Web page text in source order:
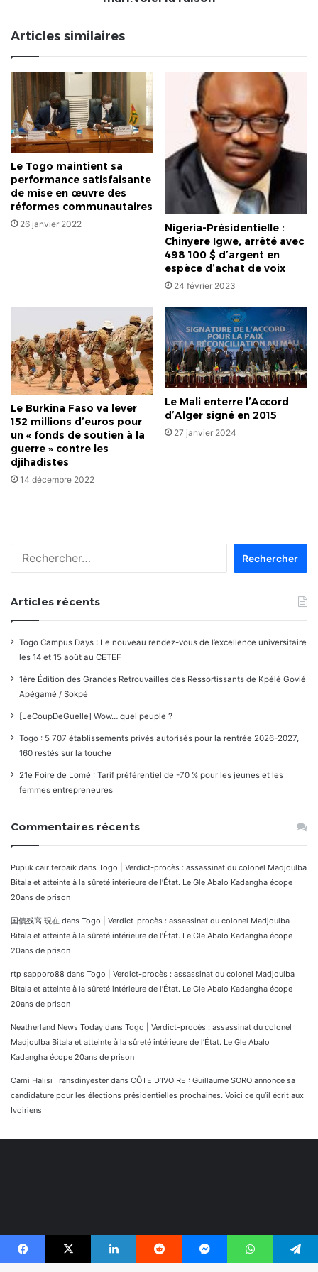
son
mari.Voici
la
raison
Articles similaires
Le Togo maintient sa
performance satisfaisante
de mise en œuvre des
réformes communautaires
26 janvier 2022
Nigeria-Présidentielle :
Chinyere Igwe, arrêté avec
498 100 $ d’argent en
espèce d’achat de voix
24 février 2023
Le Burkina Faso va lever
152 millions d’euros pour
un « fonds de soutien à la
guerre » contre les
djihadistes
14 décembre 2022
Le Mali enterre l’Accord
d’Alger signé en 2015
27 janvier 2024
Articles récents
Togo Campus Days : Le nouveau rendez-vous de l’excellence universitaire
les 14 et 15 août au CETEF
1ère Édition des Grandes Retrouvailles des Ressortissants de Kpélé Govié
Apégamé / Sokpé
[LeCoupDeGuelle] Wow… quel peuple ?
Togo : 5 707 établissements privés autorisés pour la rentrée 2026-2027,
160 restés sur la touche
21e Foire de Lomé : Tarif préférentiel de -70 % pour les jeunes et les
femmes entrepreneures
Commentaires récents
Pupuk cair terbaik dans Togo | Verdict-procès : assassinat du colonel Madjoulba
Bitala et atteinte à la sûreté intérieure de l’État. Le Gle Abalo Kadangha écope
20ans de prison
国債残高 現在 dans Togo | Verdict-procès : assassinat du colonel Madjoulba
Bitala et atteinte à la sûreté intérieure de l’État. Le Gle Abalo Kadangha écope
20ans de prison
rtp sapporo88 dans Togo | Verdict-procès : assassinat du colonel Madjoulba
Bitala et atteinte à la sûreté intérieure de l’État. Le Gle Abalo Kadangha écope
20ans de prison
Neatherland News Today dans Togo | Verdict-procès : assassinat du colonel
Madjoulba Bitala et atteinte à la sûreté intérieure de l’État. Le Gle Abalo
Kadangha écope 20ans de prison
Cami Halısı Transdinyester dans CÔTE D’IVOIRE : Guillaume SORO annonce sa
candidature pour les élections présidentielles prochaines. Voici ce qu’il écrit aux
Ivoiriens
Facebook X Linkedin Reddit Messenger WhatsApp Telegram